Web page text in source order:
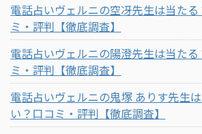
電話占いヴェルニの空冴先生は当た
ミ・評判【徹底調査】
電話占いヴェルニの陽澄先生は当た
ミ・評判【徹底調査】
電話占いヴェルニの鬼塚 ありす先生
い？口コミ・評判【徹底調査】